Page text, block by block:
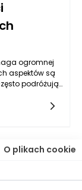
ogromnej
aspektów są
podróżują
O plikach cookie